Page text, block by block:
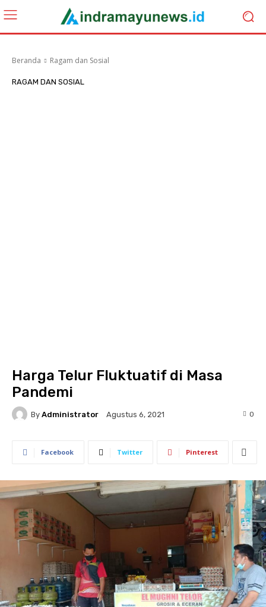
Beranda Ragam dan Sosial
RAGAM DAN SOSIAL
Harga Telur Fluktuatif di Masa
Pandemi
By Administrator Agustus 6, 2021 0
Facebook Twitter Pinterest